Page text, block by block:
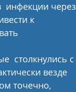
инфекции через
к
столкнулись с
везде
точечно,